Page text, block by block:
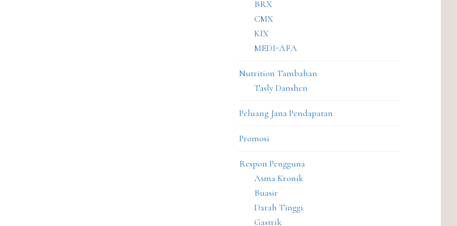
BRX
CMX
KIX
MEDI-AFA
Nutrition Tambahan
Tasly Danshen
Peluang Jana Pendapatan
Promosi
Respon Pengguna
Asma Kronik
Buasir
Darah Tinggi
Gastrik